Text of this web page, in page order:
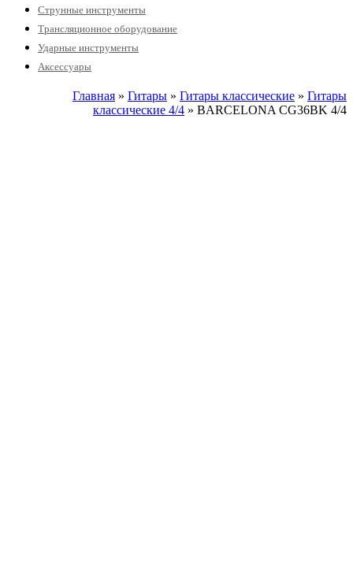
Струнные инструменты
Трансляционное оборудование
Ударные инструменты
Аксессуары
Главная » Гитары » Гитары классические » Гитары
классические 4/4 » BARCELONA CG36BK 4/4